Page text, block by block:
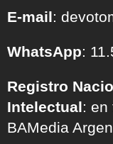
E-mail:
WhatsApp:
Registro
Intelectual: en
BAMedia